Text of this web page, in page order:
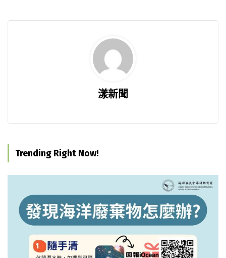
漾新聞
Trending Right Now!